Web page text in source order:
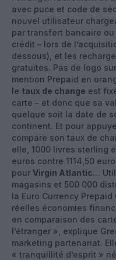
avec puce et code de
nouvel utilisateur
par transfert bancaire
crédit – lors de
dessous), et les
gratuites. Pas de logo
mention Prepaid en
le taux de change est
carte – et donc que sa
quelque soit la date de
continent. Et pour
compare son taux de
elle, 1000 livres sterling
euros contre 1114,50
pour Virgin Atlantic…
magasins et 500 000
la Euro Currency
réelles économies
en comparaison des
l’étranger », explique
marketing partenariat.
« tranquillité d’esprit »